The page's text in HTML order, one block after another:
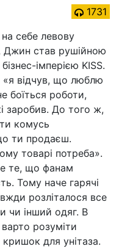
1731
себе левову
Джин став рушійною
імперією KISS.
«я відчув, що люблю
боїться роботи,
заробив. До того ж,
комусь
ти продаєш.
товарі потреба».
те, що фанам
Тому наче гарячі
розліталося все
чи інший одяг. В
розуміти
для унітаза.